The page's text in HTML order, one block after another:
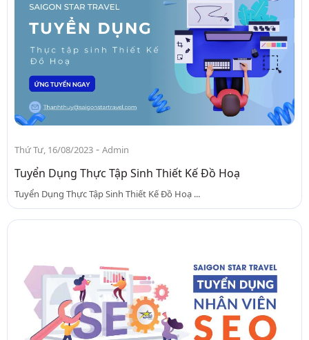
Thứ Tư, 16/08/2023 - Admin
Tuyển Dụng Thực Tập Sinh Thiết Kế Đồ Hoạ
Tuyển Dụng Thực Tập Sinh Thiết Kế Đồ Hoạ ...